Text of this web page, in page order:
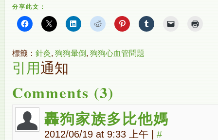
分享此文：
標籤： 針灸, 狗狗暈倒 , 狗狗心血管問題
引用通知
Comments (3)
轟狗家族多比他媽
2012/06/19 at 9:33 上午 #